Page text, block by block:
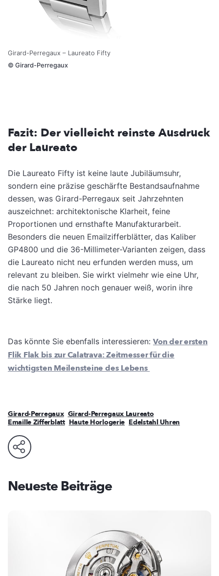
Girard-Perregaux – Laureato Fifty
© Girard-Perregaux
Fazit: Der vielleicht reinste Ausdruck
der Laureato
Die Laureato Fifty ist keine laute Jubiläumsuhr,
sondern eine präzise geschärfte Bestandsaufnahme
dessen, was Girard-Perregaux seit Jahrzehnten
auszeichnet: architektonische Klarheit, feine
Proportionen und ernsthafte Manufakturarbeit.
Besonders die neuen Emailzifferblätter, das Kaliber
GP4800 und die 36-Millimeter-Varianten zeigen, dass
die Laureato nicht neu erfunden werden muss, um
relevant zu bleiben. Sie wirkt vielmehr wie eine Uhr,
die nach 50 Jahren noch genauer weiß, worin ihre
Stärke liegt.
Das könnte Sie ebenfalls interessieren: Von der ersten
Flik Flak bis zur Calatrava: Zeitmesser für die
wichtigsten Meilensteine des Lebens
Girard-Perregaux Girard-Perregaux Laureato
Emaille Zifferblatt Haute Horlogerie Edelstahl Uhren
Neueste Beiträge